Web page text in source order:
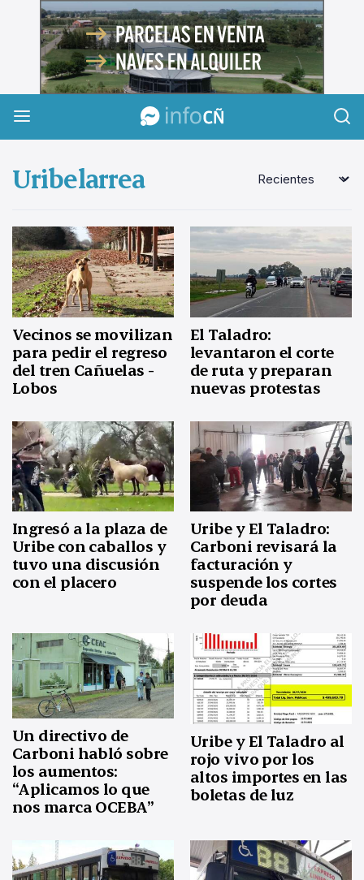
InfoCañuelas
Uribelarrea
Vecinos se movilizan
para pedir el regreso
del tren Cañuelas -
Lobos
El Taladro:
levantaron el corte
de ruta y preparan
nuevas protestas
Ingresó a la plaza de
Uribe con caballos y
tuvo una discusión
con el placero
Uribe y El Taladro:
Carboni revisará la
facturación y
suspende los cortes
por deuda
Un directivo de
Carboni habló sobre
los aumentos:
“Aplicamos lo que
nos marca OCEBA”
Uribe y El Taladro al
rojo vivo por los
altos importes en las
boletas de luz